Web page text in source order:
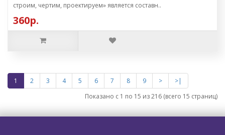
строим, чертим, проектируем» является составн..
360р.
1 2 3 4 5 6 7 8 9 >
>|
Показано с 1 по 15 из 216 (всего 15 страниц)